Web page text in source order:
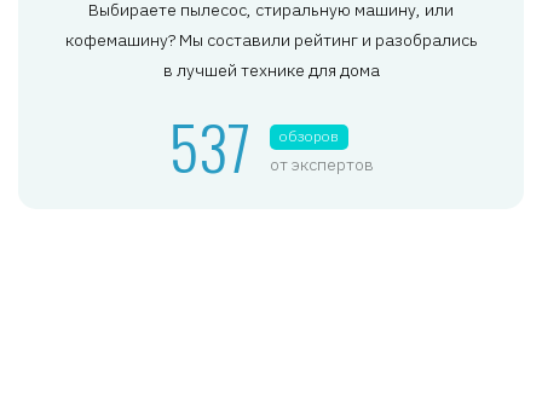
Выбираете пылесос, стиральную машину, или
кофемашину? Мы составили рейтинг и разобрались
в лучшей технике для дома
537 обзоров
от экспертов